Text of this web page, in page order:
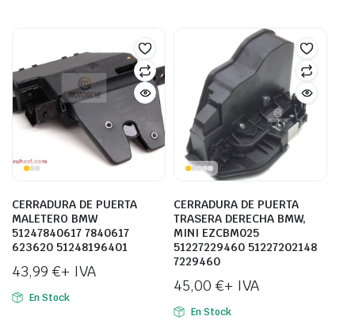
CERRADURA DE PUERTA
MALETERO BMW
51247840617 7840617
623620 51248196401
43,99 €+ IVA
En Stock
CERRADURA DE PUERTA
TRASERA DERECHA BMW,
MINI EZCBM025
51227229460 51227202148
7229460
45,00 €+ IVA
En Stock